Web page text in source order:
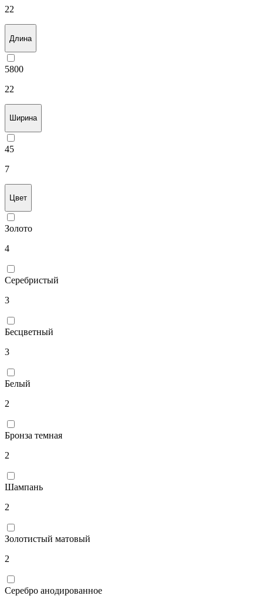
22
Длина
5800
22
Ширина
45
7
Цвет
Золото
4
Серебристый
3
Бесцветный
3
Белый
2
Бронза темная
2
Шампань
2
Золотистый матовый
2
Серебро анодированное